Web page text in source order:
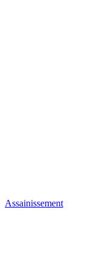
Assainissement